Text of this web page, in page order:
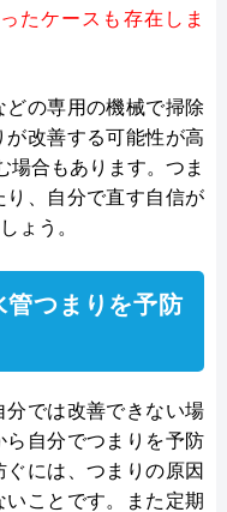
たケースも存在しま
の専用の機械で掃除
が改善する可能性が高
場合もあります。つま
り、自分で直す自信が
ょう。
管つまりを予防
では改善できない場
自分でつまりを予防
には、つまりの原因
ことです。また定期